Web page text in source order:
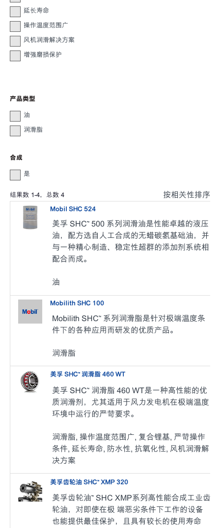
延长寿命
操作温度范围广
风机润滑解决方案
增强磨损保护
产品类型
油
润滑脂
合成
是
结果数 1-4，总数 4 按相关性排序
Mobil SHC 524
美孚 SHC™ 500 系列润滑油是性能卓越的液压
油，配方选自人工合成的无蜡碳氢基础油，并
与一种精心制造、稳定性超群的添加剂系统相
配合而成。
油
Mobilith SHC 100
Mobilith SHC™ 系列润滑脂是针对极端温度条
件下的各种应用而研发的优质产品。
润滑脂
美孚 SHC™ 润滑脂 460 WT
美孚 SHC™ 润滑脂 460 WT是一种高性能的优
质润滑剂，尤其适用于风力发电机在极端温度
环境中运行的严苛要求。
润滑脂, 操作温度范围广, 复合锂基, 严苛操作
条件, 延长寿命, 防水性, 抗氧化性, 风机润滑解
决方案
美孚齿轮油 SHC™ XMP 320
美孚齿轮油™ SHC XMP系列高性能合成工业齿
轮油，对即使在极 端恶劣条件下工作的设备
也能提供最佳保护，且具有较长的使用寿命